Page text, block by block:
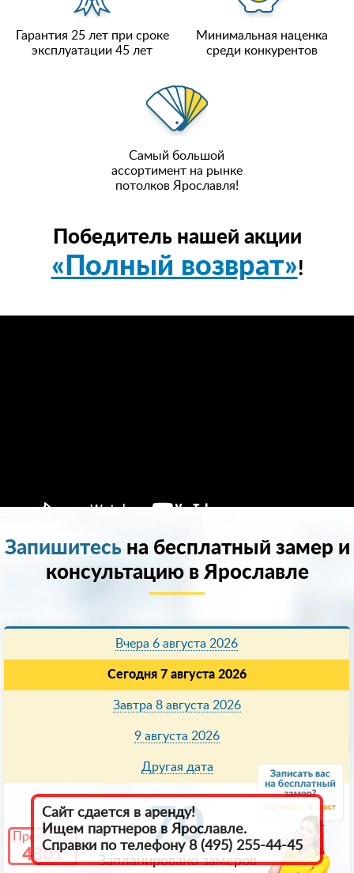
8
Промокод
4801
Гарантия 25 лет при сроке
эксплуатации 45 лет
Минимальная наценка
среди конкурентов
Самый большой
ассортимент на рынке
потолков Ярославля!
Победитель нашей акции
«Полный возврат»!
Запишитесьна бесплатный замер и
консультацию в Ярославле
Вчера 6 августа 2026
Сегодня 7 августа 2026
Завтра 8 августа 2026
9 августа 2026
Другая дата
70
Запланировано замеров
Сайт сдается в аренду!
Ищем партнеров в Ярославле.
Справки по телефону 8 (495) 255-44-45